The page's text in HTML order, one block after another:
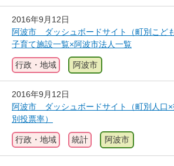
2016年9月12日
阿波市 ダッシュボードサイト（町別こど
子育て施設一覧×阿波市法人一覧
行政・地域 阿波市
2016年9月12日
阿波市 ダッシュボードサイト（町別人口
別投票率）
行政・地域 統計 阿波市